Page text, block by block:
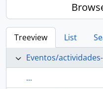
Treeview List
Eventos/
...